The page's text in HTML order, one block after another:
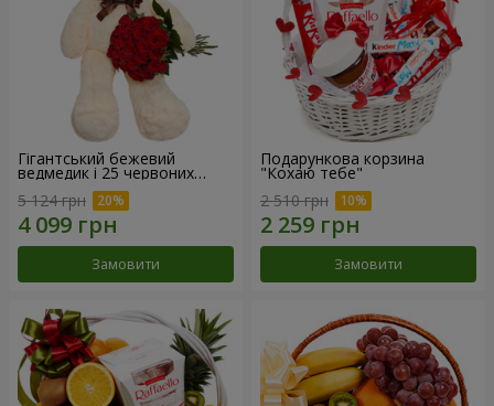
Гігантський бежевий
ведмедик і 25 червоних
троянд
5 124 грн
Замовити
Подарункова корзина
"Кохаю тебе"
2 510 грн
Замовити